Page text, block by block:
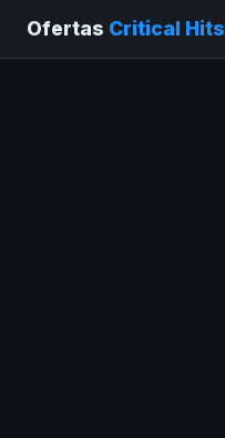
Ofertas Critical Hits